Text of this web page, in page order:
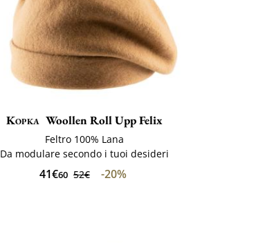
Kopka Woollen Roll Upp Felix
Feltro 100% Lana
Da modulare secondo i tuoi desideri
41€60 52€ -20%